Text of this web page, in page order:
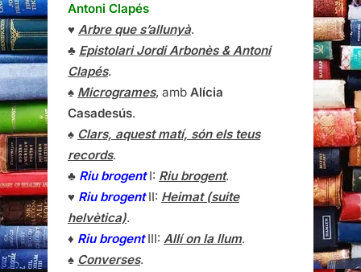
Antoni Clapés
♥ Arbre que s’allunyà.
♣ Epistolari Jordi Arbonès & Antoni
Clapés.
♠ Microgrames, amb Alícia
Casadesús.
♠ Clars, aquest matí, són els teus
records.
♣ Riu brogentI: Riu brogent.
♥ Riu brogentII: Heimat (suite
helvètica).
♦ Riu brogentIII: Allí on la llum.
♠ Converses.